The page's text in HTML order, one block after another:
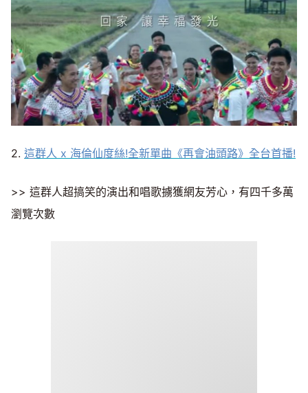
2. 這群人 x 海倫仙度絲!全新單曲《再會油頭路》全台首播!
>> 這群人超搞笑的演出和唱歌擄獲網友芳心，有四千多萬
瀏覽次數